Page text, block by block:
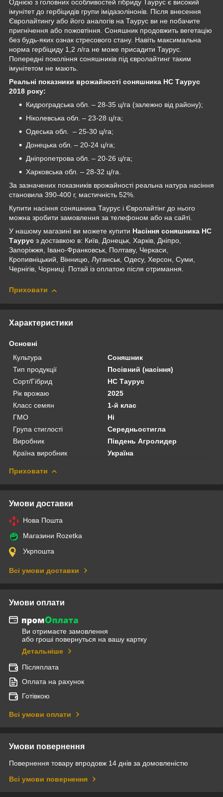
Однією з головних особливостей гібриду Таурус є високий
імунітет до гербіцидів групи імідазолінонів. Після внесення
Євролайтингу або його аналогів на Таурус ви не побачите
пригнічення або пожовтіння. Соняшник продовжить вегетацію
без будь-яких ознак стресового стану. Навіть максимальна
норма гербіциду 1,2 л/га не може присадити Таурус.
Попередні покоління соняшників під євролайтинг таким
імунітетом не мають.
Реальні показники врожайності соняшника НС Таурус
2018 року:
Кидроградська обл. – 28-35 ц/га (залежно від району);
Ніколевська обл. – 23-28 ц/га;
Одеська обл. – 25-30 ц/га;
Донецька обл. – 20-24 ц/га;
Дніпропетрова обл. – 20-26 ц/га;
Харковська обл. – 28-32 ц/га.
За зазначених показників врожайності реальна натура насіння
становила 390-400 г, мастичність 52%.
Купити насіння соняшника Таурус і Євролайтінг до нього
можна зробити замовлення за телефоном або на сайті.
У нашому магазині ви можете купити Насіння соняшника НС
Таурус з доставкою в: Київ, Донецьк, Харків, Дніпро,
Запоріжжя, Івано-Франковськ, Полтаву, Черкаси,
Кропивніцький, Вінницю, Луганськ, Одесу, Херсон, Суми,
Чернігів, Чорниці. Потай із оплатою після отримання.
Приховати
Характеристики
Основні
Культура
Соняшник
Тип продукції
Посівний (насіння)
Сорт/Гібрид
НС Таурус
Рік врожаю
2025
Класс семян
1-й клас
ГМО
Ні
Група стиглості
Середньостигла
Виробник
Південь Агролидер
Країна виробник
Україна
Приховати
Умови доставки
Нова Пошта
Магазини Rozetka
Укрпошта
Всі умови доставки
Умови оплати
Ви отримаєте замовлення
або гроші повернуться на вашу картку
Детальніше
Післяплата
Оплата на рахунок
Готівкою
Всі умови оплати
Умови повернення
Повернення товару впродовж 14 днів за домовленістю
Всі умови повернення